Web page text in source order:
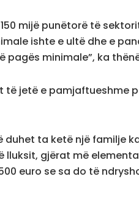
mijë punëtorë të
ishte e ultë dhe e
pagës minimale”, ka
të jetë e pamjaftueshme
duhet ta ketë një familje
lluksit, gjërat më
euro se sa do të